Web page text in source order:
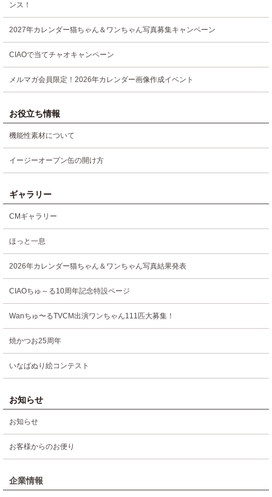
ンス！
2027年カレンダー猫ちゃん＆ワンちゃん写真募集キャンペーン
CIAOで当てチャオキャンペーン
メルマガ会員限定！2026年カレンダー画像作成イベント
お役立ち情報
機能性素材について
イージーオープン缶の開け方
ギャラリー
CMギャラリー
ほっと一息
2026年カレンダー猫ちゃん＆ワンちゃん写真結果発表
CIAOちゅ～る10周年記念特設ページ
Wanちゅ〜るTVCM出演ワンちゃん111匹大募集！
焼かつお25周年
いなばぬり絵コンテスト
お知らせ
お知らせ
お客様からのお便り
企業情報